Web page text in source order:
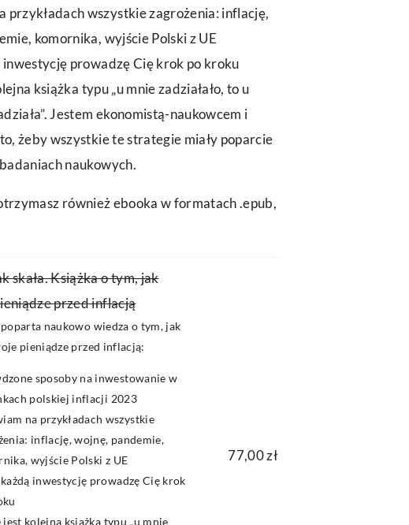
przykładach wszystkie zagrożenia: inflację,
komornika, wyjście Polski z UE
inwestycję prowadzę Cię krok po kroku
książka typu „u mnie zadziałało, to u
Jestem ekonomistą-naukowcem i
żeby wszystkie te strategie miały poparcie
naukowych.
również ebooka w formatach .epub,
skała. Książka o tym, jak
przed inflacją
naukowo wiedza o tym, jak
pieniądze przed inflacją:
sposoby na inwestowanie w
polskiej inflacji 2023
na przykładach wszystkie
inflację, wojnę, pandemie,
wyjście Polski z UE
każdą inwestycję prowadzę Cię krok
jest kolejna książka typu „u mnie
77,00zł